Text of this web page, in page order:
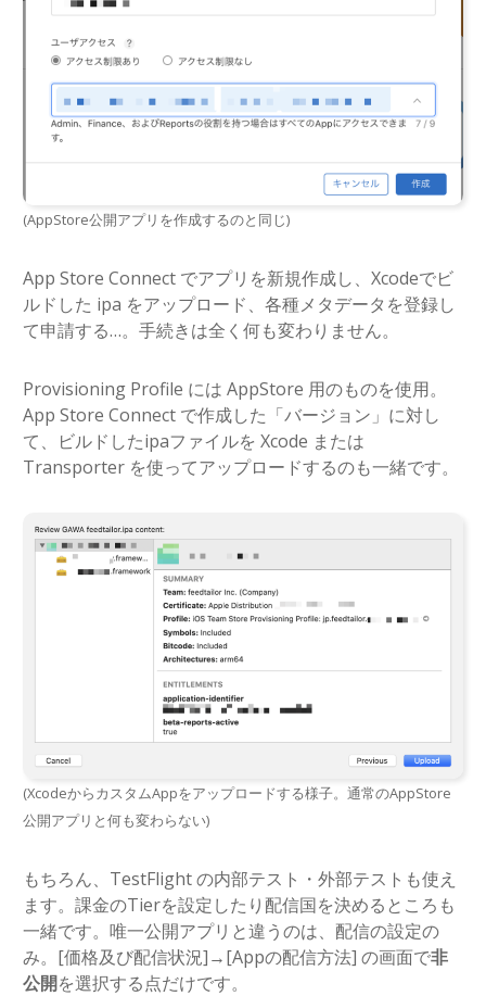
(AppStore公開アプリを作成するのと同じ)
App Store Connect でアプリを新規作成し、Xcodeでビ
ルドした ipa をアップロード、各種メタデータを登録し
て申請する…。手続きは全く何も変わりません。
Provisioning Profile には AppStore 用のものを使用。
App Store Connect で作成した「バージョン」に対し
て、ビルドしたipaファイルを Xcode または
Transporter を使ってアップロードするのも一緒です。
(XcodeからカスタムAppをアップロードする様子。通常のAppStore
公開アプリと何も変わらない)
もちろん、TestFlight の内部テスト・外部テストも使え
ます。課金のTierを設定したり配信国を決めるところも
一緒です。唯一公開アプリと違うのは、配信の設定の
み。[価格及び配信状況]→[Appの配信方法] の画面で非
公開を選択する点だけです。